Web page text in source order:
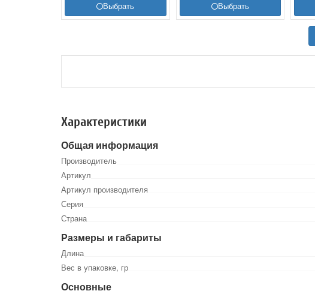
Выбрать Выбрать
Характеристики
Общая информация
Производитель
Артикул
Артикул производителя
Серия
Страна
Размеры и габариты
Длина
Вес в упаковке, гр
Основные